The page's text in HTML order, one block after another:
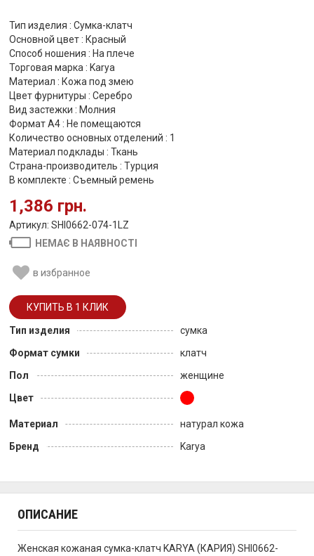
Тип изделия : Сумка-клатч
Основной цвет : Красный
Способ ношения : На плече
Торговая марка : Karya
Материал : Кожа под змею
Цвет фурнитуры : Серебро
Вид застежки : Молния
Формат А4 : Не помещаются
Количество основных отделений : 1
Материал подклады : Ткань
Страна-производитель : Турция
В комплекте : Съемный ремень
1,386 грн.
Артикул: SHI0662-074-1LZ
НЕМАЄ В НАЯВНОСТІ
в избранное
Тип изделия
сумка
Формат сумки
клатч
Пол
женщине
Цвет
Материал
натурал кожа
Бренд
Karya
ОПИСАНИЕ
Женская кожаная сумка-клатч KARYA (КАРИЯ) SHI0662-